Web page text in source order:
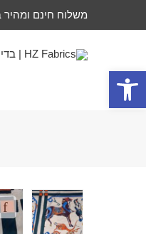
פתח סרגל נגישות
משלוח חינם ומהיר